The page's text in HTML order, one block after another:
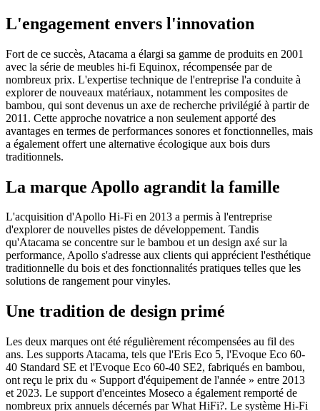
L'engagement envers l'innovation
Fort de ce succès, Atacama a élargi sa gamme de produits en 2001
avec la série de meubles hi-fi Equinox, récompensée par de
nombreux prix. L'expertise technique de l'entreprise l'a conduite à
explorer de nouveaux matériaux, notamment les composites de
bambou, qui sont devenus un axe de recherche privilégié à partir de
2011. Cette approche novatrice a non seulement apporté des
avantages en termes de performances sonores et fonctionnelles, mais
a également offert une alternative écologique aux bois durs
traditionnels.
La marque Apollo agrandit la famille
L'acquisition d'Apollo Hi-Fi en 2013 a permis à l'entreprise
d'explorer de nouvelles pistes de développement. Tandis
qu'Atacama se concentre sur le bambou et un design axé sur la
performance, Apollo s'adresse aux clients qui apprécient l'esthétique
traditionnelle du bois et des fonctionnalités pratiques telles que les
solutions de rangement pour vinyles.
Une tradition de design primé
Les deux marques ont été régulièrement récompensées au fil des
ans. Les supports Atacama, tels que l'Eris Eco 5, l'Evoque Eco 60-
40 Standard SE et l'Evoque Eco 60-40 SE2, fabriqués en bambou,
ont reçu le prix du « Support d'équipement de l'année » entre 2013
et 2023. Le support d'enceintes Moseco a également remporté de
nombreux prix annuels décernés par What HiFi?. Le système Hi-Fi